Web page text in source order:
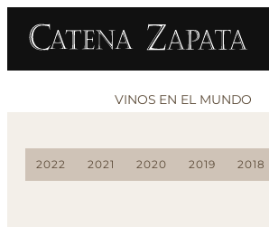
VINOS EN EL MUNDO
2022 2021 2020 2019 2018